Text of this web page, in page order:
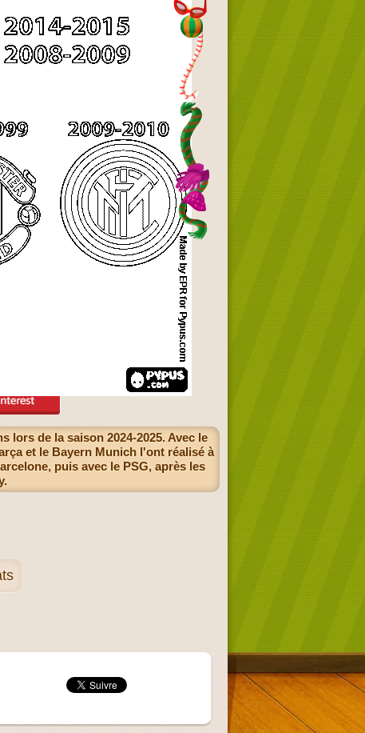
lors de la saison 2024-2025. Avec le
et le Bayern Munich l'ont réalisé à
puis avec le PSG, après les